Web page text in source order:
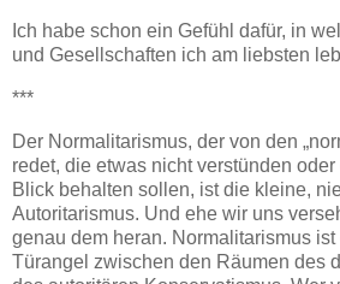
Ich habe schon ein Gefühl dafür, in
und Gesellschaften ich am liebsten
***
Der Normalitarismus, der von den
redet, die etwas nicht verstünden
Blick behalten sollen, ist die kleine,
Autoritarismus. Und ehe wir uns
genau dem heran. Normalitarismus
Türangel zwischen den Räumen des